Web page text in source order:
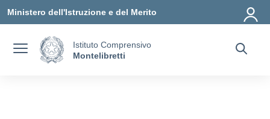
Ministero dell'Istruzione e del Merito
Istituto Comprensivo
Montelibretti